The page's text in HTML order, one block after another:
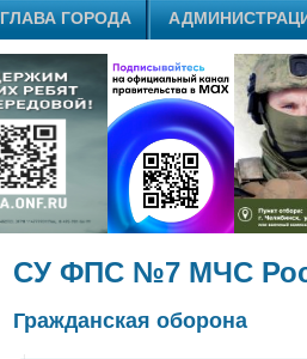
ГЛАВА ГОРОДА
СУ ФПС №7 МЧС
Гражданская оборона